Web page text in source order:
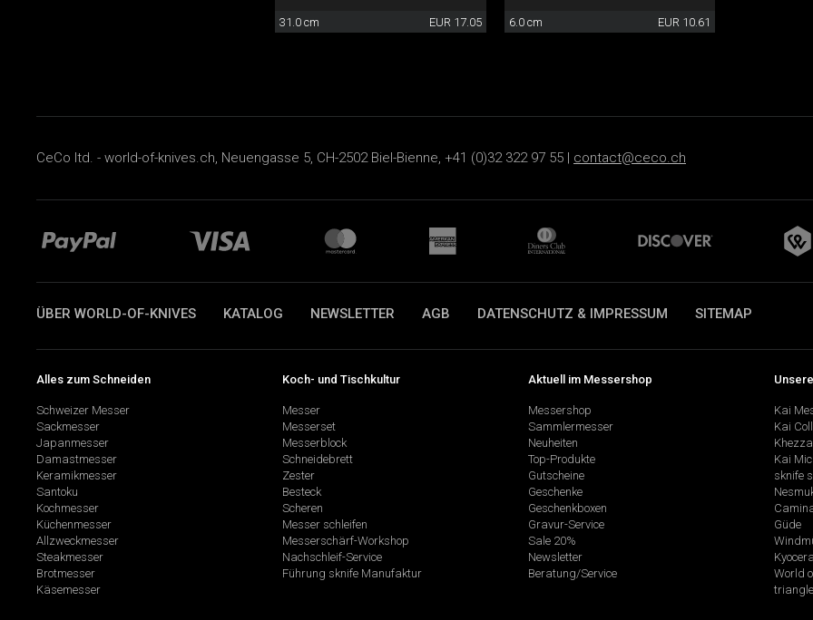
31.0 cm EUR 17.05 6.0 cm EUR 10.61
CeCo ltd. - world-of-knives.ch, Neuengasse 5, CH-2502 Biel-Bienne, +41 (0)32 322 97 55 | contact@ceco.ch
ÜBER WORLD-OF-KNIVES KATALOG NEWSLETTER AGB DATENSCHUTZ & IMPRESSUM SITEMAP
Alles zum Schneiden
Schweizer Messer
Sackmesser
Japanmesser
Damastmesser
Keramikmesser
Santoku
Kochmesser
Küchenmesser
Allzweckmesser
Steakmesser
Brotmesser
Käsemesser
Koch- und Tischkultur
Messer
Messerset
Messerblock
Schneidebrett
Zester
Besteck
Scheren
Messer schleifen
Messerschärf-Workshop
Nachschleif-Service
Führung sknife Manufaktur
Aktuell im Messershop
Messershop
Sammlermesser
Neuheiten
Top-Produkte
Gutscheine
Geschenke
Geschenkboxen
Gravur-Service
Sale 20%
Newsletter
Beratung/Service
Kai
Kai
Kai
sknife
Güde
World